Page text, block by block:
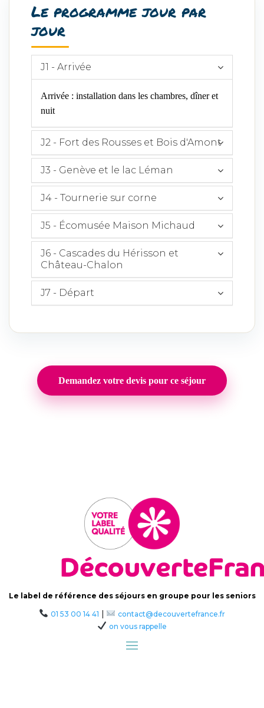
Le programme jour par
jour
J1 - Arrivée
Arrivée : installation dans les chambres, dîner et
nuit
J2 - Fort des Rousses et Bois d'Amont
J3 - Genève et le lac Léman
J4 - Tournerie sur corne
J5 - Écomusée Maison Michaud
J6 - Cascades du Hérisson et
Château-Chalon
J7 - Départ
Demandez votre devis pour ce séjour
Le label de référence des séjours en groupe pour les seniors
01 53 00 14 41 |
contact@decouvertefrance.fr
on vous rappelle